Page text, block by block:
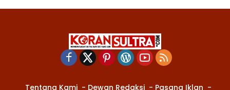
Tentang Kami Dewan Redaksi Pasang Iklan